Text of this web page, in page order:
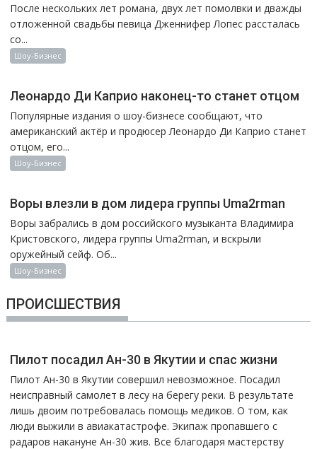
После нескольких лет романа, двух лет помолвки и дважды
отложенной свадьбы певица Дженнифер Лопес рассталась
со...
Шоу-Бизнес
Леонардо Ди Каприо наконец-то станет отцом
Популярные издания о шоу-бизнесе сообщают, что
американский актёр и продюсер Леонардо Ди Каприо станет
отцом, его...
Шоу-Бизнес
Воры влезли в дом лидера группы Uma2rman
Воры забрались в дом российского музыканта Владимира
Кристовского, лидера группы Uma2rman, и вскрыли
оружейный сейф. Об...
Шоу-Бизнес
ПРОИСШЕСТВИЯ
Пилот посадил Ан-30 в Якутии и спас жизни
Пилот Ан-30 в Якутии совершил невозможное. Посадил
неисправный самолет в лесу на берегу реки. В результате
лишь двоим потребовалась помощь медиков. О том, как
люди выжили в авиакатастрофе. Экипаж пропавшего с
радаров накануне Ан-30 жив. Все благодаря мастерству